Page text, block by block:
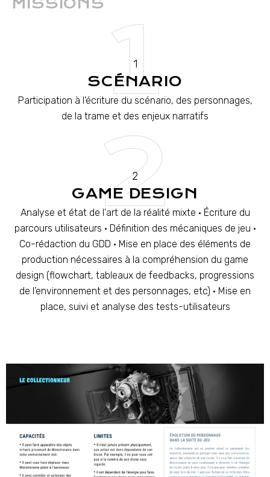
MISSIONS 1
1
SCÉNARIO
Participation à l'écriture du scénario, des personnages,
de la trame et des enjeux narratifs
2
2
GAME DESIGN
Analyse et état de l'art de la réalité mixte • Écriture du
parcours utilisateurs • Définition des mécaniques de jeu •
Co-rédaction du GDD • Mise en place des éléments de
production nécessaires à la compréhension du game
design (flowchart, tableaux de feedbacks, progressions
de l’environnement et des personnages, etc) • Mise en
place, suivi et analyse des tests-utilisateurs